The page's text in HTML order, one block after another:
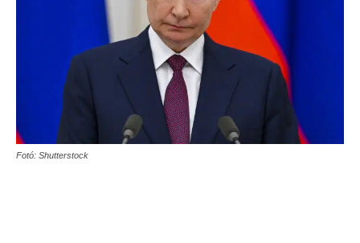
Fotó: Shutterstock